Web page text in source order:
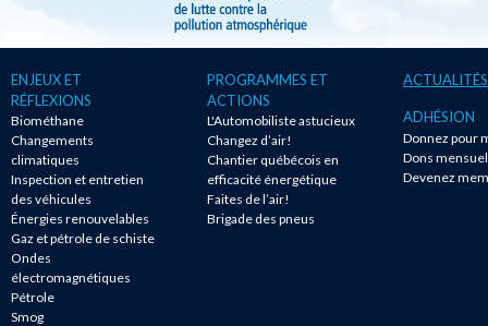
ENJEUX ET
RÉFLEXIONS
Biométhane
Changements
climatiques
Inspection et entretien
des véhicules
Énergies renouvelables
Gaz et pétrole de schiste
Ondes
électromagnétiques
Pétrole
Smog
PROGRAMMES ET
ACTIONS
L'Automobiliste astucieux
Changez d’air!
Chantier québécois en
efficacité énergétique
Faites de l’air!
Brigade des pneus
ACTUALITÉS
ADHÉSION
Donnez pour
Dons
Devenez